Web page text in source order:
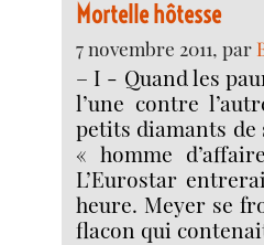
Mortelle hôtesse
7 novembre 2011, par
– I - Quand les
l’une contre
petits diamants de
« homme
L’Eurostar
heure. Meyer se
flacon qui